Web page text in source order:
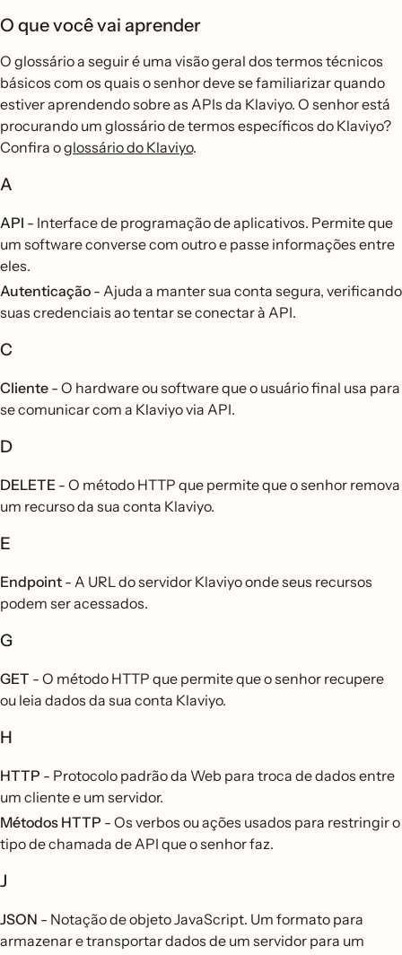
O que você vai aprender
O glossário a seguir é uma visão geral dos termos técnicos
básicos com os quais o senhor deve se familiarizar quando
estiver aprendendo sobre as APIs da Klaviyo. O senhor está
procurando um glossário de termos específicos do Klaviyo?
Confira oglossário do Klaviyo.
A
API - Interface de programação de aplicativos. Permite que
um software converse com outro e passe informações entre
eles.
Autenticação - Ajuda a manter sua conta segura, verificando
suas credenciais ao tentar se conectar à API.
C
Cliente - O hardware ou software que o usuário final usa para
se comunicar com a Klaviyo via API.
D
DELETE - O método HTTP que permite que o senhor remova
um recurso da sua conta Klaviyo.
E
Endpoint - A URL do servidor Klaviyo onde seus recursos
podem ser acessados.
G
GET - O método HTTP que permite que o senhor recupere
ou leia dados da sua conta Klaviyo.
H
HTTP - Protocolo padrão da Web para troca de dados entre
um cliente e um servidor.
Métodos HTTP - Os verbos ou ações usados para restringir o
tipo de chamada de API que o senhor faz.
J
JSON - Notação de objeto JavaScript. Um formato para
armazenar e transportar dados de um servidor para um